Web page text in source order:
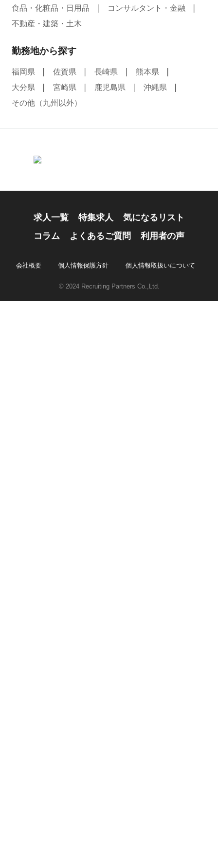
食品・化粧品・日用品
コンサルタント・金融
不動産・建築・土木
勤務地から探す
福岡県 佐賀県 長崎県
熊本県
大分県
宮崎県 鹿児島県
沖縄県
その他（九州以外）
求人一覧 特集求人
気になるリスト
コラム
よくあるご質問 利用者の声
会社概要 個人情報保護方針 個人情報取扱いについて
© 2024 Recruiting Partners Co.,Ltd.